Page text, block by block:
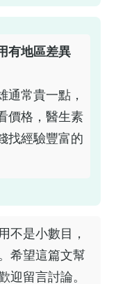
有地區差異
通常貴一點，
價格，醫生素
找經驗豐富的
不是小數目，
希望這篇文幫
迎留言討論。